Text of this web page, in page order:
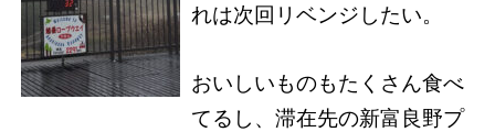
れは次回リベンジしたい。
おいしいものもたくさん食べ
てるし、滞在先の新富良野プ